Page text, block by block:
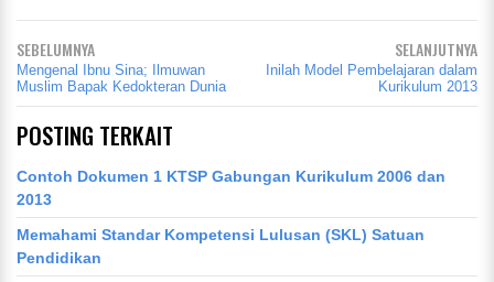
SEBELUMNYA
Mengenal Ibnu Sina; Ilmuwan
Muslim Bapak Kedokteran Dunia
SELANJUTNYA
Inilah Model Pembelajaran dalam
Kurikulum 2013
POSTING TERKAIT
Contoh Dokumen 1 KTSP Gabungan Kurikulum 2006 dan
2013
Memahami Standar Kompetensi Lulusan (SKL) Satuan
Pendidikan